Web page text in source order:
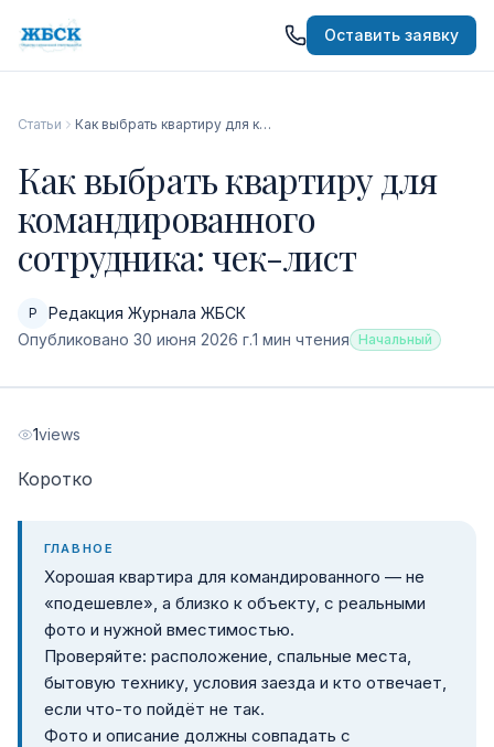
Оставить заявку
Статьи Как выбрать квартиру для командированного сотрудника: чек-лист
Как выбрать квартиру для
командированного
сотрудника: чек-лист
Р
Редакция Журнала ЖБСК
Опубликовано 30 июня 2026 г.1 мин чтения Начальный
1views
Коротко
ГЛАВНОЕ
Хорошая квартира для командированного — не
«подешевле», а близко к объекту, с реальными
фото и нужной вместимостью.
Проверяйте: расположение, спальные места,
бытовую технику, условия заезда и кто отвечает,
если что-то пойдёт не так.
Фото и описание должны совпадать с